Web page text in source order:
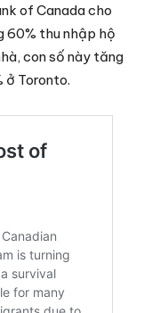
of Canada cho
60% thu nhập hộ
con số này tăng
ở Toronto.